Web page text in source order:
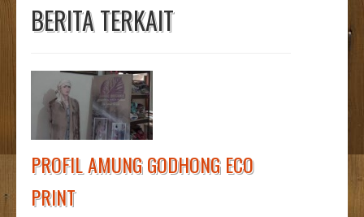
BERITA TERKAIT
PROFIL AMUNG GODHONG ECO
PRINT